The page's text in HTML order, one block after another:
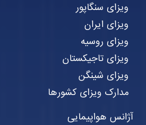
ویزای سنگاپور
ویزای ایران
ویزای روسیه
ویزای تاجیکستان
ویزای شینگن
مدارک ویزای کشورها
آژانس هواپیمایی